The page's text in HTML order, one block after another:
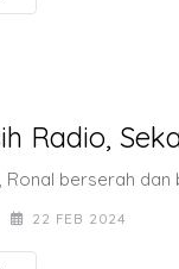
Radio,
Ronal berserah dan
22 FEB 2024